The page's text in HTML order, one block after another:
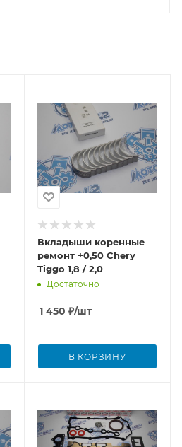
Вкладыши коренные
ремонт +0,50 Chery
Tiggo 1,8 / 2,0
Достаточно
1 450 ₽/шт
В КОРЗИНУ